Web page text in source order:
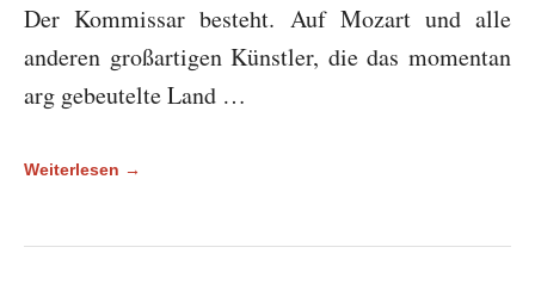
Der Kommissar besteht. Auf Mozart und alle
anderen großartigen Künstler, die das momentan
arg gebeutelte Land …
Weiterlesen →